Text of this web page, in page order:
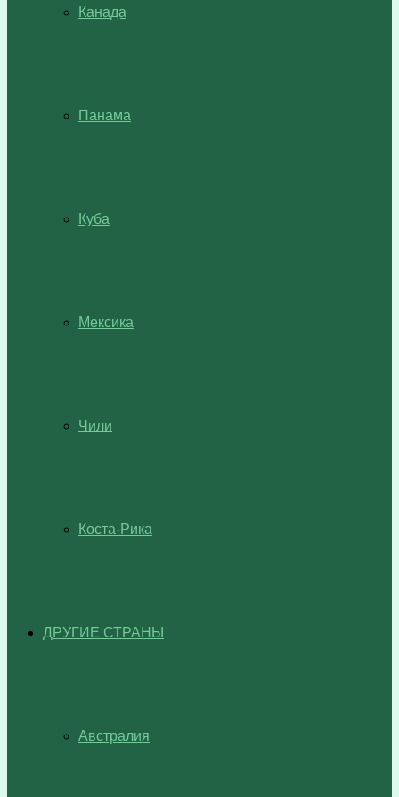
Канада
Панама
Куба
Мексика
Чили
Коста-Рика
ДРУГИЕ СТРАНЫ
Австралия